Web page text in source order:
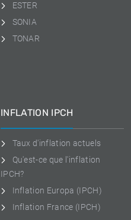
ESTER
SONIA
TONAR
INFLATION IPCH
Taux d'inflation actuels
Qu'est-ce que l'inflation
IPCH?
Inflation Europa (IPCH)
Inflation France (IPCH)